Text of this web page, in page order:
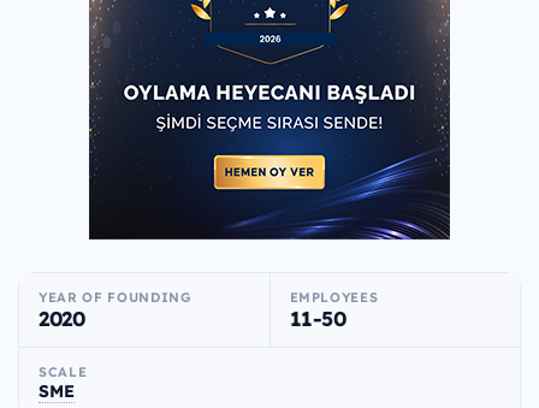
YEAR OF FOUNDING
2020
EMPLOYEES
11-50
SCALE
SME